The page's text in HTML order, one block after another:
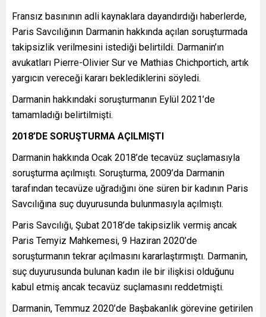
Fransız basınının adli kaynaklara dayandırdığı haberlerde,
Paris Savcılığının Darmanin hakkında açılan soruşturmada
takipsizlik verilmesini istediği belirtildi. Darmanin’ın
avukatları Pierre-Olivier Sur ve Mathias Chichportich, artık
yargıcın vereceği kararı beklediklerini söyledi.
Darmanin hakkındaki soruşturmanın Eylül 2021’de
tamamladığı belirtilmişti.
2018’DE SORUŞTURMA AÇILMIŞTI
Darmanin hakkında Ocak 2018’de tecavüz suçlamasıyla
soruşturma açılmıştı. Soruşturma, 2009’da Darmanin
tarafından tecavüze uğradığını öne süren bir kadının Paris
Savcılığına suç duyurusunda bulunmasıyla açılmıştı.
Paris Savcılığı, Şubat 2018’de takipsizlik vermiş ancak
Paris Temyiz Mahkemesi, 9 Haziran 2020’de
soruşturmanın tekrar açılmasını kararlaştırmıştı. Darmanin,
suç duyurusunda bulunan kadın ile bir ilişkisi olduğunu
kabul etmiş ancak tecavüz suçlamasını reddetmişti.
Darmanin, Temmuz 2020’de Başbakanlık görevine getirilen